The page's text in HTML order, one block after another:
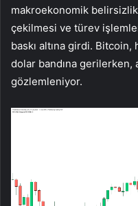
makroekonomik
çekilmesi ve türev
baskı altına girdi. Bitcoin,
dolar bandına
gözlemleniyor.